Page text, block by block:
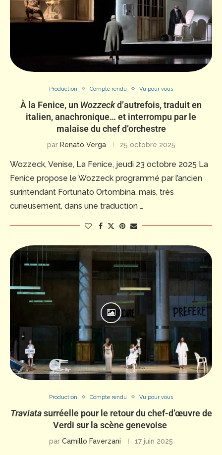
Production Compte rendu Vu pour vous
À la Fenice, un Wozzeckd’autrefois, traduit en
italien, anachronique… et interrompu par le
malaise du chef d’orchestre
par Renato Verga 25 octobre 2025
Wozzeck, Venise, La Fenice, jeudi 23 octobre 2025 La
Fenice propose le Wozzeck programmé par l’ancien
surintendant Fortunato Ortombina, mais, très
curieusement, dans une traduction …
Production Compte rendu Vu pour vous
Traviatasurréelle pour le retour du chef-d’œuvre de
Verdi sur la scène genevoise
par Camillo Faverzani 17 juin 2025